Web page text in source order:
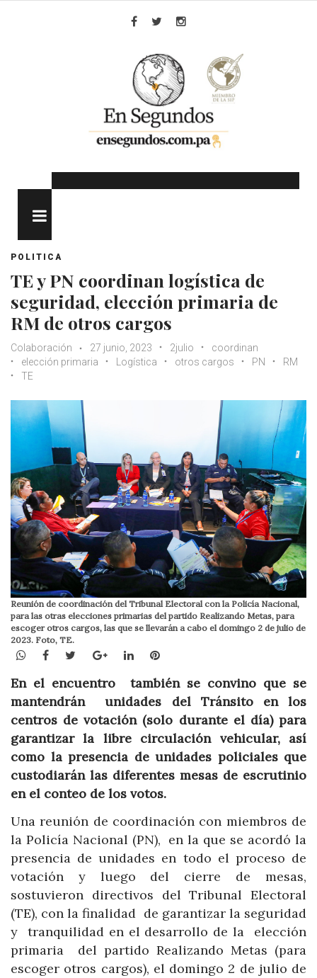
POLITICA
TE y PN coordinan logística de
seguridad, elección primaria de
RM de otros cargos
Colaboración 27 junio, 2023 2julio
coordinan
elección primaria
Logística otros cargos PN
RM
TE
Reunión de coordinación del Tribunal Electoral con la Policía Nacional,
para las otras elecciones primarias del partido Realizando Metas, para
escoger otros cargos, las que se llevarán a cabo el domingo 2 de julio de
2023. Foto, TE.
WhatsApp
Facebook
TwitterGoogle+LinkedInPinterest
En el encuentro también se convino que se
mantendrán unidades del Tránsito en los
centros de votación (solo durante el día) para
garantizar la libre circulación vehicular, así
como la presencia de unidades policiales que
custodiarán las diferentes mesas de escrutinio
en el conteo de los votos.
Una reunión de coordinación con miembros de
la Policía Nacional (PN), en la que se acordó la
presencia de unidades en todo el proceso de
votación y luego del cierre de mesas,
sostuvieron directivos del Tribunal Electoral
(TE), con la finalidad de garantizar la seguridad
y tranquilidad en el desarrollo de la elección
primaria del partido Realizando Metas (para
escoger otros cargos), el domingo 2 de julio de